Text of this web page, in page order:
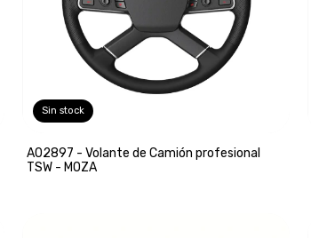
Sin stock
A02897 - Volante de Camión profesional
TSW - MOZA